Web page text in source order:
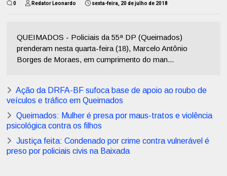
0 Redator Leonardo sexta-feira, 20 de julho de 2018
QUEIMADOS - Policiais da 55ª DP (Queimados)
prenderam nesta quarta-feira (18), Marcelo Antônio
Borges de Moraes, em cumprimento do man...
Ação da DRFA-BF sufoca base de apoio ao roubo de
veículos e tráfico em Queimados
Queimados: Mulher é presa por maus-tratos e violência
psicológica contra os filhos
Justiça feita: Condenado por crime contra vulnerável é
preso por policiais civis na Baixada